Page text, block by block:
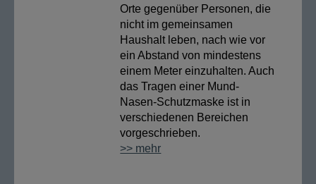
Orte gegenüber Personen, die
nicht im gemeinsamen
Haushalt leben, nach wie vor
ein Abstand von mindestens
einem Meter einzuhalten. Auch
das Tragen einer Mund-
Nasen-Schutzmaske ist in
verschiedenen Bereichen
vorgeschrieben.
>> mehr